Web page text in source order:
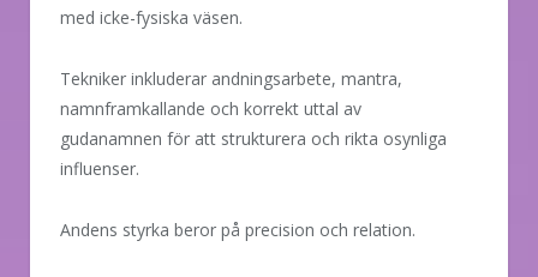
med icke-fysiska väsen.
Tekniker inkluderar andningsarbete, mantra,
namnframkallande och korrekt uttal av
gudanamnen för att strukturera och rikta osynliga
influenser.
Andens styrka beror på precision och relation.